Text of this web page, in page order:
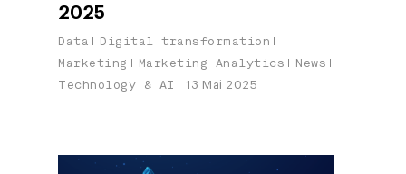
2025
Data
Digital transformation
Marketing
Marketing Analytics
News
Technology & AI
13 Mai 2025